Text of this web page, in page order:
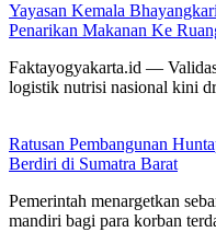
Yayasan Kemala
Penarikan Makanan Ke
Faktayogyakarta.id —
logistik nutrisi nasional kini
Ratusan Pembangunan
Berdiri di Sumatra Barat
Pemerintah menargetkan
mandiri bagi para korban